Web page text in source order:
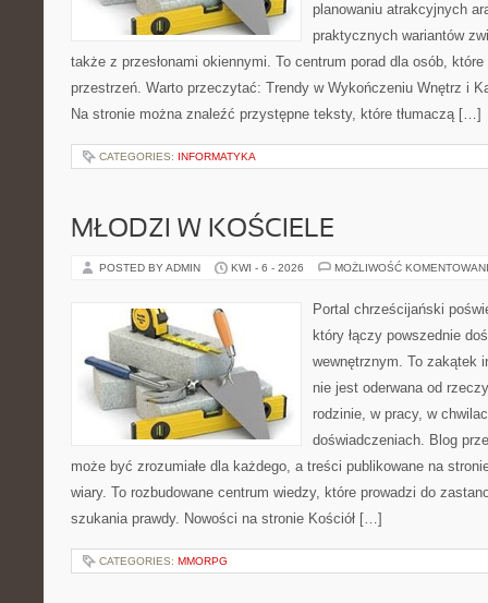
planowaniu atrakcyjnych
praktycznych wariantów
także z przesłonami okiennymi. To centrum porad dla osób,
przestrzeń. Warto przeczytać: Trendy w Wykończeniu Wnętrz i
Na stronie można znaleźć przystępne teksty, które tłumaczą […]
CATEGORIES: INFORMATYKA
MŁODZI W KOŚCIELE
POSTED BY ADMIN KWI - 6 - 2026 MOŻLIWOŚĆ
Portal chrześcijański
który łączy powszednie
wewnętrznym. To zakątek
nie jest oderwana od
rodzinie, w pracy, w
doświadczeniach. Blog
może być zrozumiałe dla każdego, a treści publikowane na
wiary. To rozbudowane centrum wiedzy, które prowadzi do
szukania prawdy. Nowości na stronie Kościół […]
CATEGORIES: MMORPG